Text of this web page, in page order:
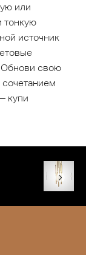
или
тонкую
источник
Обнови свою
купи